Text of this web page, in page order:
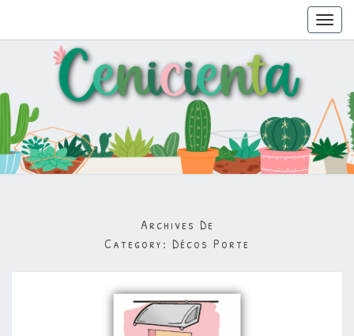
Archives De
Category: Décos Porte